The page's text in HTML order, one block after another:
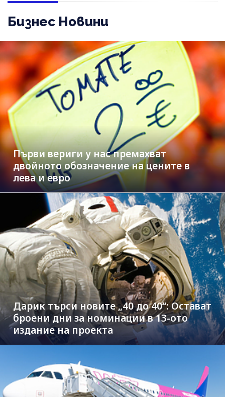
Бизнес Новини
Първи вериги у нас премахват
двойното обозначение на цените в
лева и евро
Дарик търси новите „40 до 40“: Остават
броени дни за номинации в 13-ото
издание на проекта